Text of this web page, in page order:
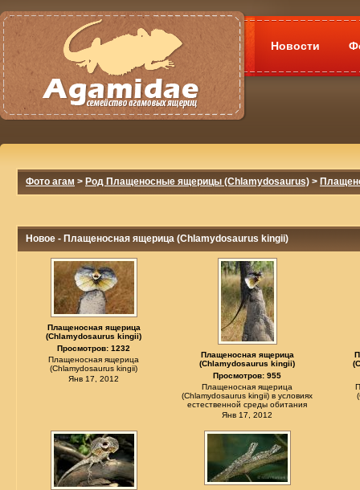
Новости
Фото агам > Род Плащеносные ящерицы (Chlamydosaurus) >
Новое - Плащеносная ящерица (Chlamydosaurus kingii)
Плащеносная ящерица
(Chlamydosaurus kingii)
Просмотров: 1232
Плащеносная ящерица
(Chlamydosaurus kingii)
Янв 17, 2012
Плащеносная ящерица
(Chlamydosaurus kingii)
Просмотров: 955
Плащеносная ящерица
(Chlamydosaurus kingii) в условиях
естественной среды обитания
Янв 17, 2012